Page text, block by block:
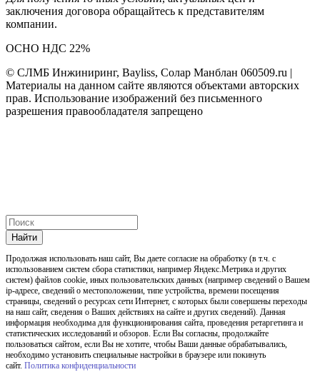
заключения договора обращайтесь к представителям
компании.
ОСНО НДС 22%
© СЛМБ Инжиниринг, Bayliss, Солар Манблан 060509.ru |
Материалы на данном сайте являются объектами авторских
прав. Использование изображений без письменного
разрешения правообладателя запрещено
Найти
Продолжая использовать наш cайт, Вы даете согласие на обработку (в т.ч. с
использованием систем сбора статистики, например Яндекс.Метрика и других
систем) файлов cookie, иных пользовательских данных (например сведений о Вашем
ip-адресе, сведений о местоположении, типе устройства, времени посещения
страницы, сведений о ресурсах сети Интернет, с которых были совершены переходы
на наш сайт, сведения о Ваших действиях на сайте и других сведений). Данная
информация необходима для функционирования сайта, проведения ретаргетинга и
статистических исследований и обзоров. Если Вы согласны, продолжайте
пользоваться сайтом, если Вы не хотите, чтобы Ваши данные обрабатывались,
необходимо установить специальные настройки в браузере или покинуть
сайт. Политика конфиденциальности